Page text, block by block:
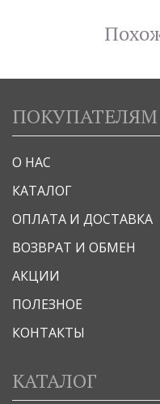
ПОКУПАТЕЛЯМ
О НАС
КАТАЛОГ
ОПЛАТА И ДОСТАВКА
ВОЗВРАТ И ОБМЕН
АКЦИИ
ПОЛЕЗНОЕ
КОНТАКТЫ
КАТАЛОГ